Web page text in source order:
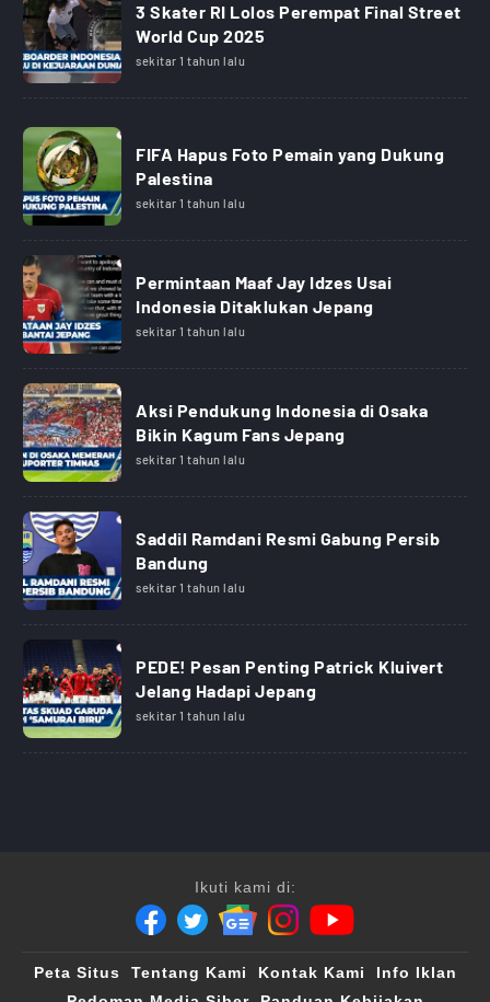
3 Skater RI Lolos Perempat Final Street
World Cup 2025
sekitar 1 tahun lalu
FIFA Hapus Foto Pemain yang Dukung
Palestina
sekitar 1 tahun lalu
Permintaan Maaf Jay Idzes Usai
Indonesia Ditaklukan Jepang
sekitar 1 tahun lalu
Aksi Pendukung Indonesia di Osaka
Bikin Kagum Fans Jepang
sekitar 1 tahun lalu
Saddil Ramdani Resmi Gabung Persib
Bandung
sekitar 1 tahun lalu
PEDE! Pesan Penting Patrick Kluivert
Jelang Hadapi Jepang
sekitar 1 tahun lalu
Ikuti kami di:
Peta Situs Tentang Kami Kontak Kami
Info Iklan